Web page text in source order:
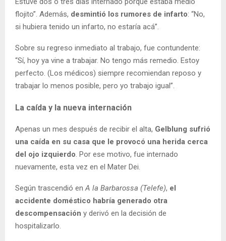
flojito”. Además, desmintió los rumores de infarto: “No,
si hubiera tenido un infarto, no estaría acá”.
Sobre su regreso inmediato al trabajo, fue contundente:
“Sí, hoy ya vine a trabajar. No tengo más remedio. Estoy
perfecto. (Los médicos) siempre recomiendan reposo y
trabajar lo menos posible, pero yo trabajo igual”.
La caída y la nueva internación
Apenas un mes después de recibir el alta, Gelblung sufrió
una caída en su casa que le provocó una herida cerca
del ojo izquierdo. Por ese motivo, fue internado
nuevamente, esta vez en el Mater Dei.
Según trascendió enA la Barbarossa (Telefe), el
accidente doméstico habría generado otra
descompensación y derivó en la decisión de
hospitalizarlo.